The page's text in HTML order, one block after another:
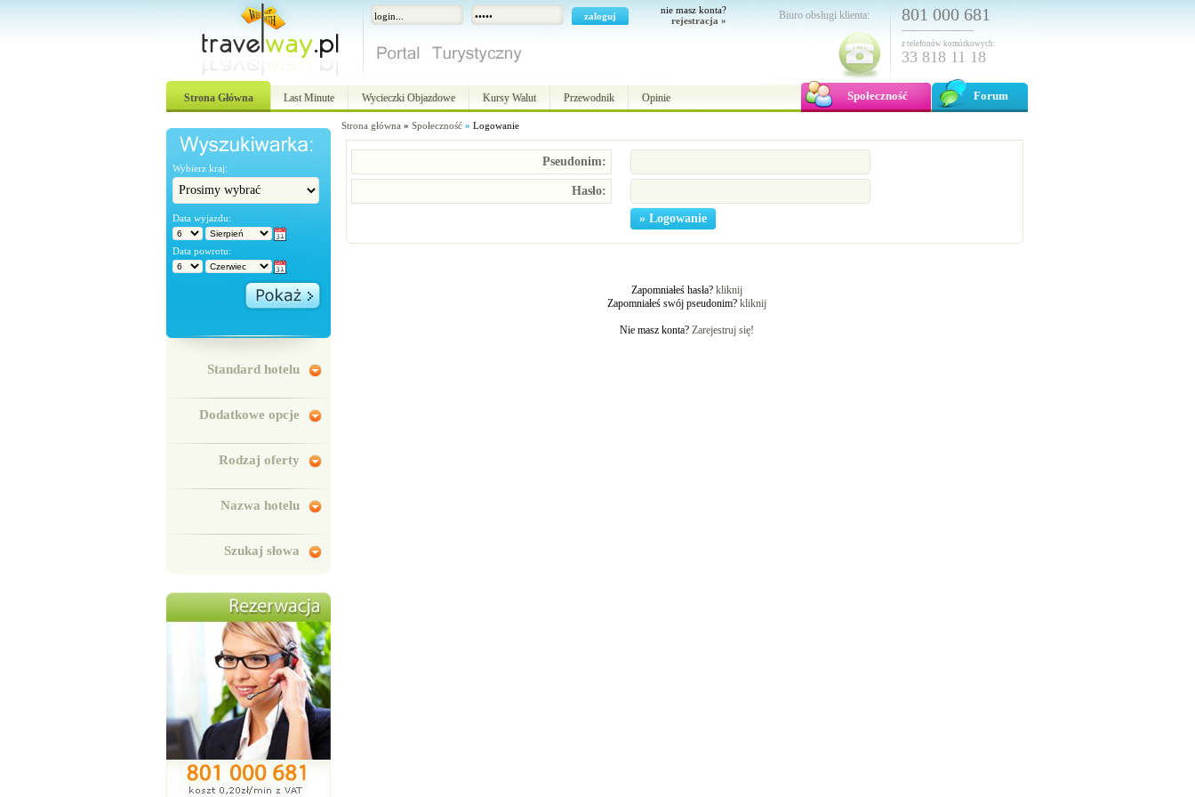
nie masz konta?
rejestracja »
Biuro obsługi klienta: 801 000 681
---------------------------
z telefonów komórkowych:
33 818 11 18
Strona Główna Last Minute Wycieczki Objazdowe Kursy Walut Przewodnik Opinie Forum
Społeczność
Wybierz kraj:
Data wyjazdu:
Data powrotu:
Standard hotelu
Dodatkowe opcje
Rodzaj oferty
Nazwa hotelu
Szukaj słowa
Strona główna » Społeczność » Logowanie
Pseudonim:
Hasło:
Zapomniałeś hasła? kliknij
Zapomniałeś swój pseudonim? kliknij
Nie masz konta? Zarejestruj się!